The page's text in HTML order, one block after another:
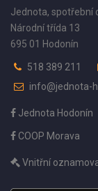
Jednota, spotřební
Národní třída 13
695 01 Hodonín
518 389 211
info@jednota-
Jednota Hodonín
COOP Morava
Vnitřní